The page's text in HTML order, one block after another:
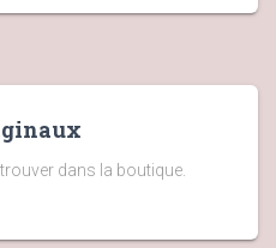
dans la boutique.